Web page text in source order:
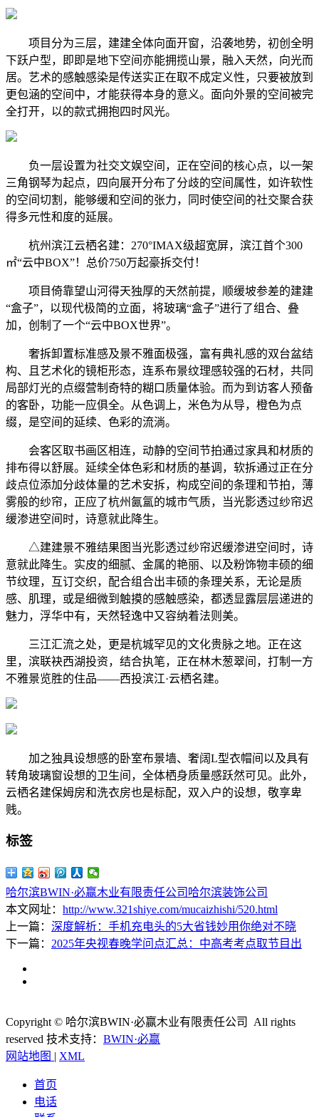
项目分为三层，建建全体向面开窗，沿袭地势，初创全明
下跃户型，即即是地下空间亦能拥揽山景，融入天然，向光而
居。艺术的感触感染是传送实正在取不成定义性，只要被放到
更包涵的空间中，才能获得本身的意义。面向外景的空间被完
全打开，以的款式拥抱四时风光。
负一层设置为社交文娱空间，正在空间的核心点，以一架
三角钢琴为起点，四向展开分布了分歧的空间属性，如许软性
的空间切割，能够缓和空间的张力，同时使空间的社交聚合获
得多元性和度的延展。
杭州滨江云栖名建：270°IMAX级超宽屏，滨江首个300
㎡“云中BOX”！总价750万起豪拆交付！
项目倚靠望山河得天独厚的天然前提，顺缓坡参差的建建
“盒子”，以现代极简的立面，将玻璃“盒子”进行了组合、叠
加，创制了一个“云中BOX世界”。
奢拆卸置标准感及景不雅面极强，富有典礼感的双台盆结
构、且艺术化的镜柜形态，连系布景纹理感较强的石材，共同
局部灯光的点缀营制奇特的糊口质量体验。而为到访客人预备
的客卧，功能一应俱全。从色调上，米色为从导，橙色为点
缀，是空间的延续、色彩的流淌。
会客区取书画区相连，动静的空间节拍通过家具和材质的
排布得以舒展。延续全体色彩和材质的基调，软拆通过正在分
歧点位添加分歧体量的艺术安拆，构成空间的条理和节拍，薄
雾般的纱帘，正应了杭州氤氲的城市气质，当光影透过纱帘迟
缓渗进空间时，诗意就此降生。
△建建景不雅结果图当光影透过纱帘迟缓渗进空间时，诗
意就此降生。实皮的细腻、金属的艳丽、以及粉饰物丰硕的细
节纹理，互订交织，配合组合出丰硕的条理关系，无论是质
感、肌理，或是细微到触摸的感触感染，都透显露层层递进的
魅力，浮华中有，天然轻逸中又容纳着法则美。
三江汇流之处，更是杭城罕见的文化贵脉之地。正在这
里，滨联袂西湖投资，结合执笔，正在林木葱翠间，打制一方
不雅景览胜的住品——西投滨江·云栖名建。
加之独具设想感的卧室布景墙、奢阔L型衣帽间以及具有
转角玻璃窗设想的卫生间，全体栖身质量感跃然可见。此外，
云栖名建保姆房和洗衣房也是标配，双入户的设想，敬享卑
贱。
标签
哈尔滨BWIN·必赢木业有限责任公司 哈尔滨装饰公司
本文网址： http://www.321shiye.com/mucaizhishi/520.html
上一篇： 深度解析：手机充电头的5大省钱妙用你绝对不晓
下一篇： 2025年央视春晚学问点汇总：中高考考点取节目出
Copyright © 哈尔滨BWIN·必赢木业有限责任公司 All rights
reserved 技术支持： BWIN·必赢
网站地图 | XML
首页
电话